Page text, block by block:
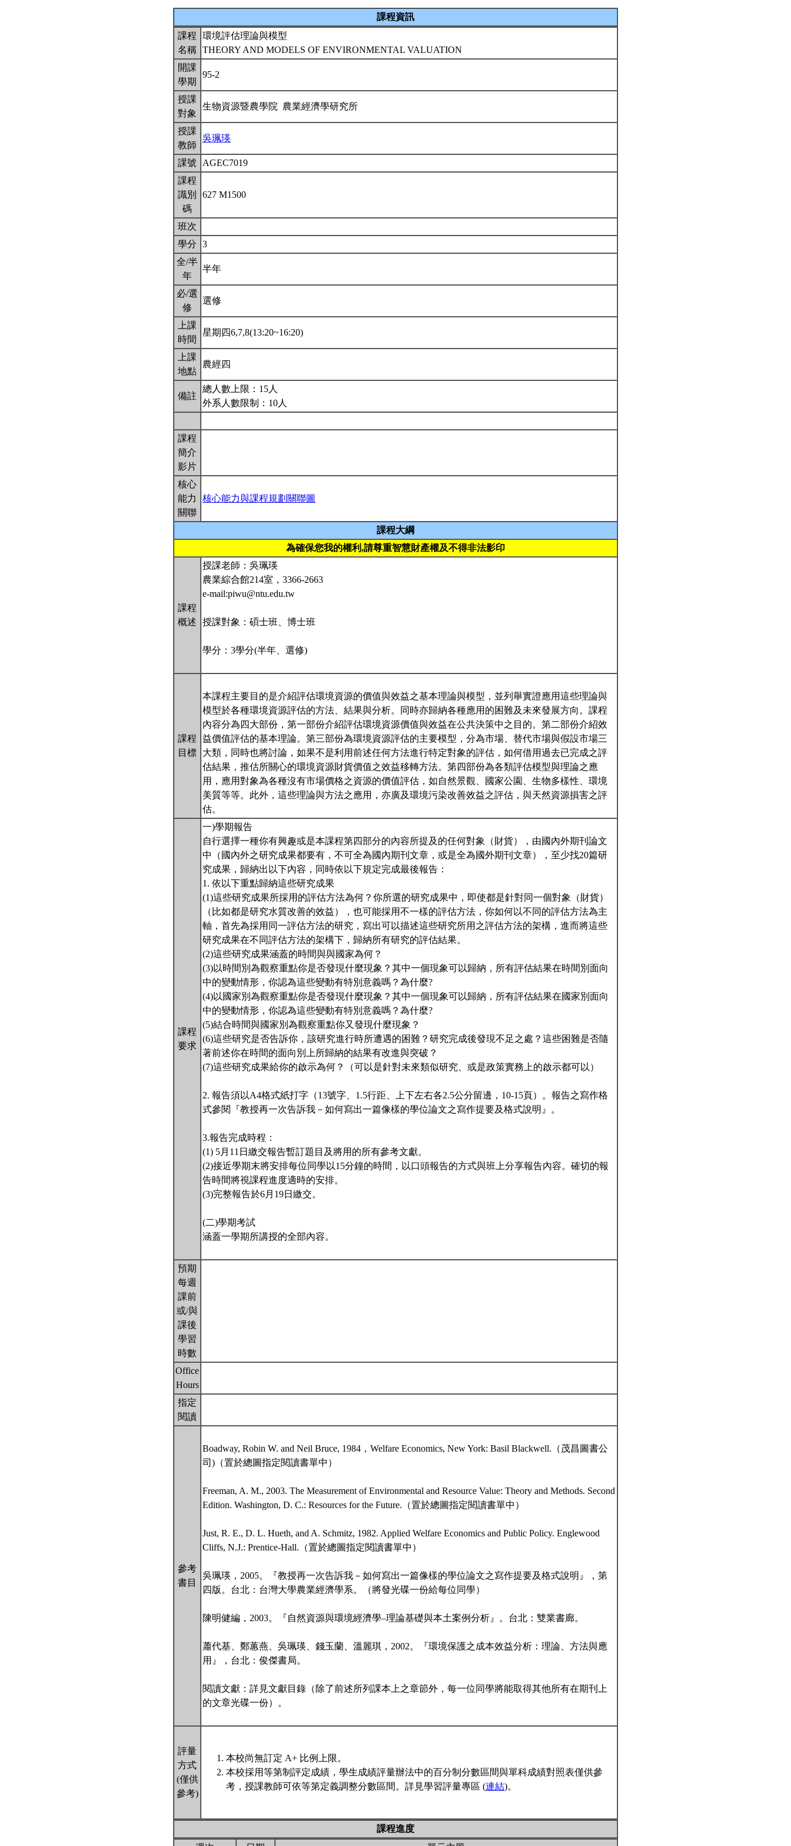
課程資訊
課程
名稱
環境評估理論與模型
THEORY AND MODELS OF ENVIRONMENTAL VALUATION
開課
學期
95-2
授課
對象
生物資源暨農學院 農業經濟學研究所
授課
教師
吳珮瑛
課號
AGEC7019
課程
識別
碼
627 M1500
班次
學分
3
全/半
年
半年
必/選
修
選修
上課
時間
星期四6,7,8(13:20~16:20)
上課
地點
農經四
備註
總人數上限：15人
外系人數限制：10人
課程
簡介
影片
核心
能力
關聯
核心能力與課程規劃關聯圖
課程大綱
為確保您我的權利,請尊重智慧財產權及不得非法影印
課程
概述
授課老師：吳珮瑛
農業綜合館214室，3366-2663
e-mail:piwu@ntu.edu.tw
授課對象：碩士班、博士班
學分：3學分(半年、選修)
課程
目標
本課程主要目的是介紹評估環境資源的價值與效益之基本理論與模型，並列舉實證應用這些理論與
模型於各種環境資源評估的方法、結果與分析。同時亦歸納各種應用的困難及未來發展方向。課程
內容分為四大部份，第一部份介紹評估環境資源價值與效益在公共決策中之目的。第二部份介紹效
益價值評估的基本理論。第三部份為環境資源評估的主要模型，分為市場、替代市場與假設市場三
大類，同時也將討論，如果不是利用前述任何方法進行特定對象的評估，如何借用過去已完成之評
估結果，推估所關心的環境資源財貨價值之效益移轉方法。第四部份為各類評估模型與理論之應
用，應用對象為各種沒有市場價格之資源的價值評估，如自然景觀、國家公園、生物多樣性、環境
美質等等。此外，這些理論與方法之應用，亦廣及環境污染改善效益之評估，與天然資源損害之評
估。
課程
要求
一)學期報告
自行選擇一種你有興趣或是本課程第四部分的內容所提及的任何對象（財貨），由國內外期刊論文
中（國內外之研究成果都要有，不可全為國內期刊文章，或是全為國外期刊文章），至少找20篇研
究成果，歸納出以下內容，同時依以下規定完成最後報告：
1. 依以下重點歸納這些研究成果
(1)這些研究成果所採用的評估方法為何？你所選的研究成果中，即使都是針對同一個對象（財貨）
（比如都是研究水質改善的效益），也可能採用不一樣的評估方法，你如何以不同的評估方法為主
軸，首先為採用同一評估方法的研究，寫出可以描述這些研究所用之評估方法的架構，進而將這些
研究成果在不同評估方法的架構下，歸納所有研究的評估結果。
(2)這些研究成果涵蓋的時間與與國家為何？
(3)以時間別為觀察重點你是否發現什麼現象？其中一個現象可以歸納，所有評估結果在時間別面向
中的變動情形，你認為這些變動有特別意義嗎？為什麼?
(4)以國家別為觀察重點你是否發現什麼現象？其中一個現象可以歸納，所有評估結果在國家別面向
中的變動情形，你認為這些變動有特別意義嗎？為什麼?
(5)結合時間與國家別為觀察重點你又發現什麼現象？
(6)這些研究是否告訴你，該研究進行時所遭遇的困難？研究完成後發現不足之處？這些困難是否隨
著前述你在時間的面向別上所歸納的結果有改進與突破？
(7)這些研究成果給你的啟示為何？（可以是針對未來類似研究、或是政策實務上的啟示都可以）
2. 報告須以A4格式紙打字（13號字、1.5行距、上下左右各2.5公分留邊，10-15頁）。報告之寫作格
式參閱『教授再一次告訴我－如何寫出一篇像樣的學位論文之寫作提要及格式說明』。
3.報告完成時程：
(1) 5月11日繳交報告暫訂題目及將用的所有參考文獻。
(2)接近學期末將安排每位同學以15分鐘的時間，以口頭報告的方式與班上分享報告內容。確切的報
告時間將視課程進度適時的安排。
(3)完整報告於6月19日繳交。
(二)學期考試
涵蓋一學期所講授的全部內容。
預期
每週
課前
或/與
課後
學習
時數
Office
Hours
指定
閱讀
參考
書目
Boadway, Robin W. and Neil Bruce, 1984，Welfare Economics, New York: Basil Blackwell.（茂昌圖書公
司)（置於總圖指定閱讀書單中）
Freeman, A. M., 2003. The Measurement of Environmental and Resource Value: Theory and Methods. Second
Edition. Washington, D. C.: Resources for the Future.（置於總圖指定閱讀書單中）
Just, R. E., D. L. Hueth, and A. Schmitz, 1982. Applied Welfare Economics and Public Policy. Englewood
Cliffs, N.J.: Prentice-Hall.（置於總圖指定閱讀書單中）
吳珮瑛，2005。『教授再一次告訴我－如何寫出一篇像樣的學位論文之寫作提要及格式說明』，第
四版。台北：台灣大學農業經濟學系。（將發光碟一份給每位同學）
陳明健編，2003。『自然資源與環境經濟學–理論基礎與本土案例分析』。台北：雙業書廊。
蕭代基、鄭蕙燕、吳珮瑛、錢玉蘭、溫麗琪，2002。『環境保護之成本效益分析：理論、方法與應
用』，台北：俊傑書局。
閱讀文獻：詳見文獻目錄（除了前述所列課本上之章節外，每一位同學將能取得其他所有在期刊上
的文章光碟一份）。
評量
方式
(僅供
參考)
本校尚無訂定 A+ 比例上限。
本校採用等第制評定成績，學生成績評量辦法中的百分制分數區間與單科成績對照表僅供參
考，授課教師可依等第定義調整分數區間。詳見學習評量專區 (連結)。
課程進度